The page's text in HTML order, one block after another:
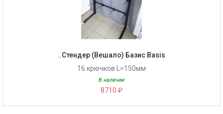
..Стендер (Вешало) Базис Basis
16 крючков L=150мм
В наличии
8710 ₽